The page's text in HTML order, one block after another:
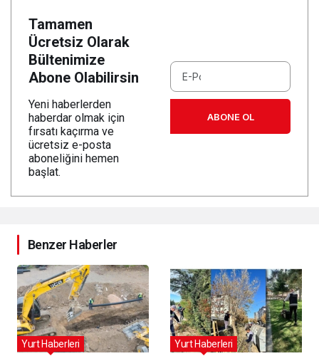
Tamamen
Ücretsiz Olarak
Bültenimize
Abone Olabilirsin
Yeni haberlerden
haberdar olmak için
fırsatı kaçırma ve
ücretsiz e-posta
aboneliğini hemen
başlat.
ABONE OL
Benzer Haberler
Yurt Haberleri Yurt Haberleri